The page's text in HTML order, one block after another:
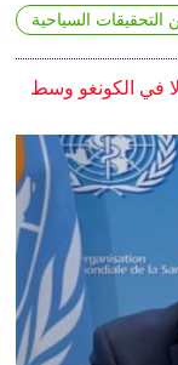
التحقيقات السياحية
في الكونغو وسط